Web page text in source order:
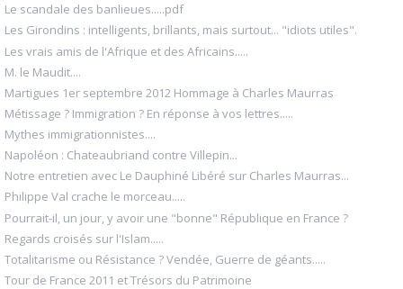
Le scandale des banlieues.....pdf
Les Girondins : intelligents, brillants, mais surtout... "idiots utiles".
Les vrais amis de l'Afrique et des Africains.....
M. le Maudit....
Martigues 1er septembre 2012 Hommage à Charles Maurras
Métissage ? Immigration ? En réponse à vos lettres.....
Mythes immigrationnistes....
Napoléon : Chateaubriand contre Villepin...
Notre entretien avec Le Dauphiné Libéré sur Charles Maurras...
Philippe Val crache le morceau.....
Pourrait-il, un jour, y avoir une "bonne" République en France ?
Regards croisés sur l'Islam.....
Totalitarisme ou Résistance ? Vendée, Guerre de géants.....
Tour de France 2011 et Trésors du Patrimoine